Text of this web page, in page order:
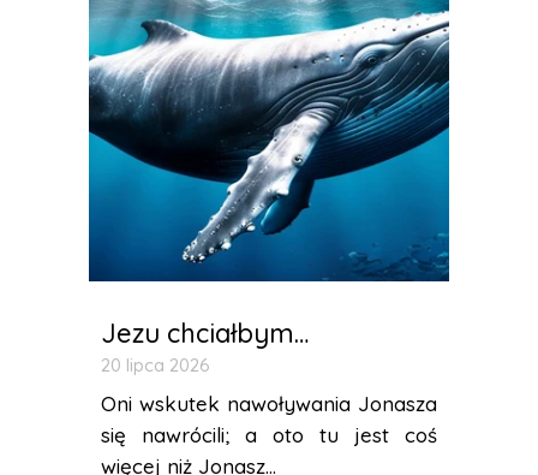
Jezu chciałbym…
20 lipca 2026
Oni wskutek nawoływania Jonasza
się nawrócili; a oto tu jest coś
więcej niż Jonasz...